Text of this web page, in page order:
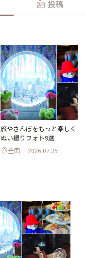
投稿
旅やさんぽをもっと楽しく♪
ぬい撮りフォト9選
全国 2026.07.25